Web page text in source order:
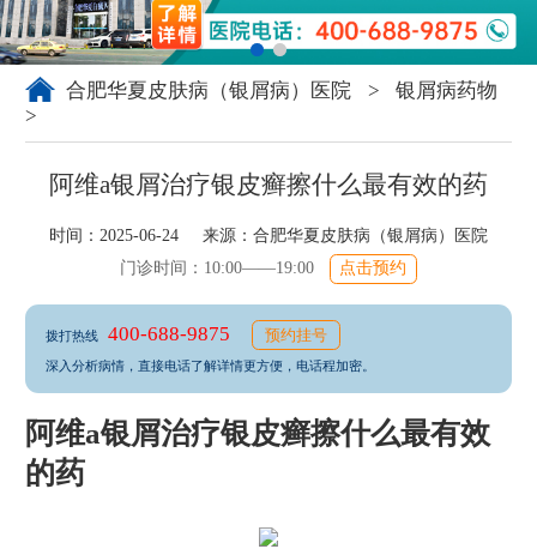
合肥华夏皮肤病（银屑病）医院 >
银屑病药物
>
阿维a银屑治疗银皮癣擦什么最有效的药
时间：2025-06-24 来源： 合肥华夏皮肤病（银屑病）医院
门诊时间：10:00——19:00
点击预约
拨打热线 400-688-9875 预约挂号
深入分析病情，直接电话了解详情更方便，电话程加密。
阿维a银屑治疗银皮癣擦什么最有效
的药